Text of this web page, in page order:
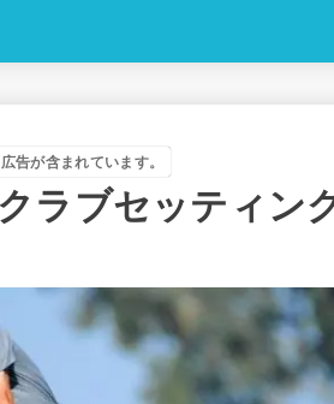
告が含まれています。
ラブセッティン